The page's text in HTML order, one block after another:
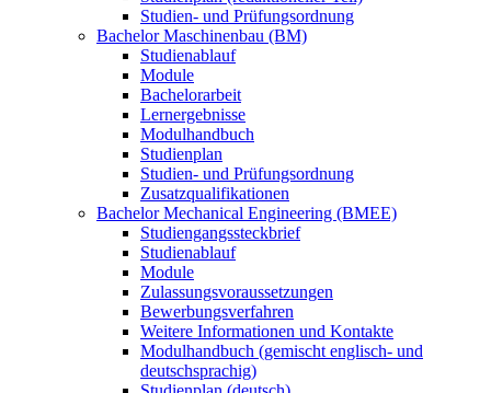
Studien- und Prüfungsordnung
Bachelor Maschinenbau (BM)
Studienablauf
Module
Bachelorarbeit
Lernergebnisse
Modulhandbuch
Studienplan
Studien- und Prüfungsordnung
Zusatzqualifikationen
Bachelor Mechanical Engineering (BMEE)
Studiengangssteckbrief
Studienablauf
Module
Zulassungsvoraussetzungen
Bewerbungsverfahren
Weitere Informationen und Kontakte
Modulhandbuch (gemischt englisch- und
deutschsprachig)